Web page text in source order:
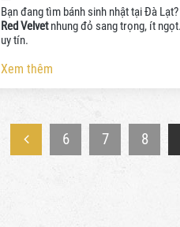
Bạn đang tìm bánh sinh nhật tại Đà
Red Velvetnhung đỏ sang trọng, ít
uy tín.
Xem thêm
6 7 8